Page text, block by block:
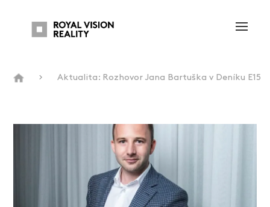
Aktualita: Rozhovor Jana Bartuška v Deníku E15